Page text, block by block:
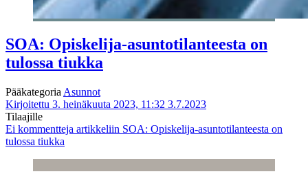
SOA: Opiskelija-asuntotilanteesta on
tulossa tiukka
Pääkategoria Asunnot
Kirjoitettu 3. heinäkuuta 2023, 11:32 3.7.2023
Tilaajille
Ei kommentteja artikkeliin SOA: Opiskelija-asuntotilanteesta on
tulossa tiukka